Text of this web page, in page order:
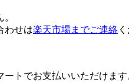
わせは楽天市場までご連絡
トでお支払いいただけます